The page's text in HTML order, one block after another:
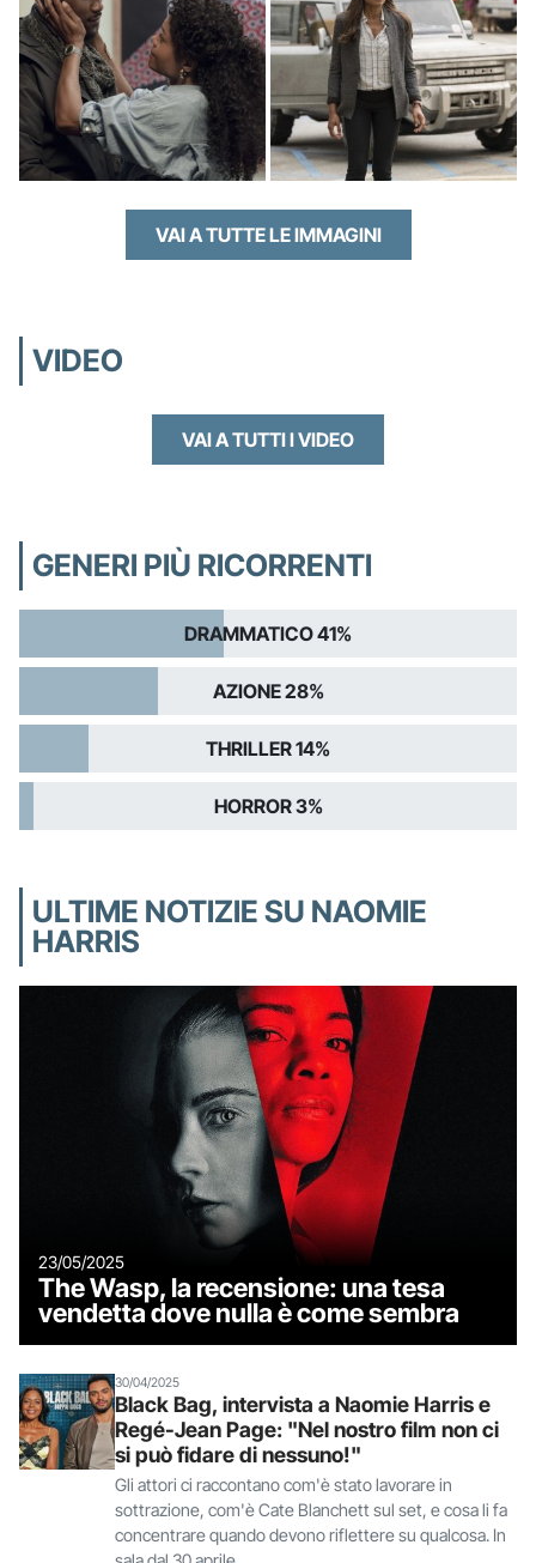
VAI A TUTTE LE IMMAGINI
VIDEO
VAI A TUTTI I VIDEO
GENERI PIÙ RICORRENTI
DRAMMATICO 41%
AZIONE 28%
THRILLER 14%
HORROR 3%
ULTIME NOTIZIE SU NAOMIE
HARRIS
23/05/2025
The Wasp, la recensione: una tesa
vendetta dove nulla è come sembra
30/04/2025
Black Bag, intervista a Naomie Harris e
Regé-Jean Page: "Nel nostro film non ci
si può fidare di nessuno!"
Gli attori ci raccontano com'è stato lavorare in
sottrazione, com'è Cate Blanchett sul set, e cosa li fa
concentrare quando devono riflettere su qualcosa. In